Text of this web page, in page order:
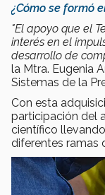
¿Cómo se formó
"El apoyo que el
interés en el
desarrollo de
la Mtra. Eugenia
Sistemas de la
Con esta
participación del
científico
diferentes ramas